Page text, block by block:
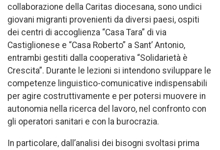
collaborazione della Caritas diocesana, sono undici
giovani migranti provenienti da diversi paesi, ospiti
dei centri di accoglienza “Casa Tara” di via
Castiglionese e “Casa Roberto” a Sant’ Antonio,
entrambi gestiti dalla cooperativa “Solidarietà è
Crescita”. Durante le lezioni si intendono sviluppare le
competenze linguistico-comunicative indispensabili
per agire costruttivamente e per potersi muovere in
autonomia nella ricerca del lavoro, nel confronto con
gli operatori sanitari e con la burocrazia.
In particolare, dall’analisi dei bisogni svoltasi prima